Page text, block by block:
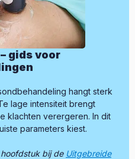
gids voor
hangt sterk
lage intensiteit brengt
klachten verergeren. In dit
parameters kiest.
bij de Uitgebreide